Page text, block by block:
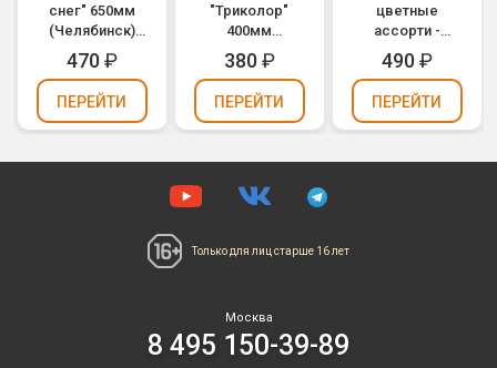
снег" 650мм
(Челябинск)
(упаковка 3 шт.)
470₽
ПЕРЕЙТИ
"Триколор"
400мм
(Челябинск) -
белый, синий,
красный
(упаковка 3 шт.)
380₽
ПЕРЕЙТИ
цветные
ассорти -
Красный,
Зеленый,
Голубой,
Желтый
(Челябинск)
490₽
ПЕРЕЙТИ
Только для лицстарше 16 лет
Москва
8 495 150-39-89